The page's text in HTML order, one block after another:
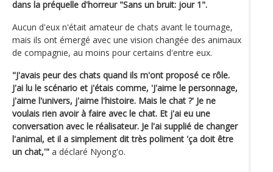
dans la préquelle d'horreur "Sans un bruit: jour 1".
Aucun d'eux n'était amateur de chats avant le tournage,
mais ils ont émergé avec une vision changée des animaux
de compagnie, au moins pour certains d'entre eux.
"J'avais peur des chats quand ils m'ont proposé ce rôle.
J'ai lu le scénario et j'étais comme, 'J'aime le personnage,
j'aime l'univers, j'aime l'histoire. Mais le chat ?' Je ne
voulais rien avoir à faire avec le chat. Et j'ai eu une
conversation avec le réalisateur. Je l'ai supplié de changer
l'animal, et il a simplement dit très poliment 'ça doit être
un chat,'" a déclaré Nyong'o.